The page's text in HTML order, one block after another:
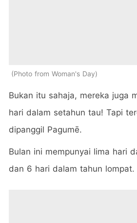
Photo from Woman's Day
Bukan itu sahaja, mereka juga
hari dalam setahun tau! Tapi
dipanggil Pagumē.
Bulan ini mempunyai lima hari
dan 6 hari dalam tahun lompat.